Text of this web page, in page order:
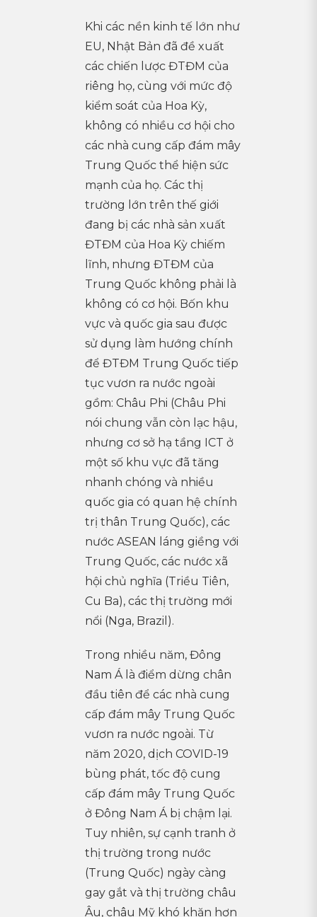
Khi các nền kinh tế lớn như
EU, Nhật Bản đã đề xuất
các chiến lược ĐTĐM của
riêng họ, cùng với mức độ
kiểm soát của Hoa Kỳ,
không có nhiều cơ hội cho
các nhà cung cấp đám mây
Trung Quốc thể hiện sức
mạnh của họ. Các thị
trường lớn trên thế giới
đang bị các nhà sản xuất
ĐTĐM của Hoa Kỳ chiếm
lĩnh, nhưng ĐTĐM của
Trung Quốc không phải là
không có cơ hội. Bốn khu
vực và quốc gia sau được
sử dụng làm hướng chính
để ĐTĐM Trung Quốc tiếp
tục vươn ra nước ngoài
gồm: Châu Phi (Châu Phi
nói chung vẫn còn lạc hậu,
nhưng cơ sở hạ tầng ICT ở
một số khu vực đã tăng
nhanh chóng và nhiều
quốc gia có quan hệ chính
trị thân Trung Quốc), các
nước ASEAN láng giềng với
Trung Quốc, các nước xã
hội chủ nghĩa (Triều Tiên,
Cu Ba), các thị trường mới
nổi (Nga, Brazil).
Trong nhiều năm, Đông
Nam Á là điểm dừng chân
đầu tiên để các nhà cung
cấp đám mây Trung Quốc
vươn ra nước ngoài. Từ
năm 2020, dịch COVID-19
bùng phát, tốc độ cung
cấp đám mây Trung Quốc
ở Đông Nam Á bị chậm lại.
Tuy nhiên, sự cạnh tranh ở
thị trường trong nước
(Trung Quốc) ngày càng
gay gắt và thị trường châu
Âu, châu Mỹ khó khăn hơn